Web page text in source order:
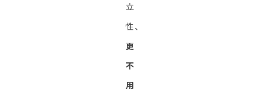
立
性、
更
不
用